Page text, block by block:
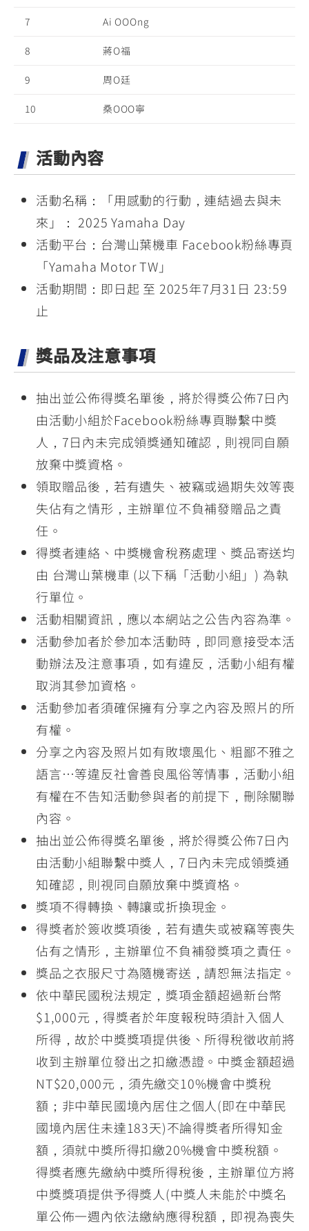
7 Ai OOOng
8 蔣O福
9 周O廷
10 桑OOO寧
活動內容
活動名稱：「用感動的行動，連結過去與未
來」： 2025 Yamaha Day
活動平台：台灣山葉機車 Facebook粉絲專頁
「Yamaha Motor TW」
活動期間：即日起 至 2025年7月31日 23:59
止
獎品及注意事項
抽出並公佈得獎名單後，將於得獎公佈7日內
由活動小組於Facebook粉絲專頁聯繫中獎
人，7日內未完成領獎通知確認，則視同自願
放棄中獎資格。
領取贈品後，若有遺失、被竊或過期失效等喪
失佔有之情形，主辦單位不負補發贈品之責
任。
得獎者連絡、中獎機會稅務處理、獎品寄送均
由 台灣山葉機車 (以下稱「活動小組」) 為執
行單位。
活動相關資訊，應以本網站之公告內容為準。
活動參加者於參加本活動時，即同意接受本活
動辦法及注意事項，如有違反，活動小組有權
取消其參加資格。
活動參加者須確保擁有分享之內容及照片的所
有權。
分享之內容及照片如有敗壞風化、粗鄙不雅之
語言…等違反社會善良風俗等情事，活動小組
有權在不告知活動參與者的前提下，刪除關聯
內容。
抽出並公佈得獎名單後，將於得獎公佈7日內
由活動小組聯繫中獎人，7日內未完成領獎通
知確認，則視同自願放棄中獎資格。
獎項不得轉換、轉讓或折換現金。
得獎者於簽收獎項後，若有遺失或被竊等喪失
佔有之情形，主辦單位不負補發獎項之責任。
獎品之衣服尺寸為隨機寄送，請恕無法指定。
依中華民國稅法規定，獎項金額超過新台幣
$1,000元，得獎者於年度報稅時須計入個人
所得，故於中獎獎項提供後、所得稅徵收前將
收到主辦單位發出之扣繳憑證。中獎金額超過
NT$20,000元，須先繳交10%機會中獎稅
額；非中華民國境內居住之個人(即在中華民
國境內居住未達183天)不論得獎者所得知金
額，須就中獎所得扣繳20%機會中獎稅額。
得獎者應先繳納中獎所得稅後，主辦單位方將
中獎獎項提供予得獎人(中獎人未能於中獎名
單公佈一週內依法繳納應得稅額，即視為喪失